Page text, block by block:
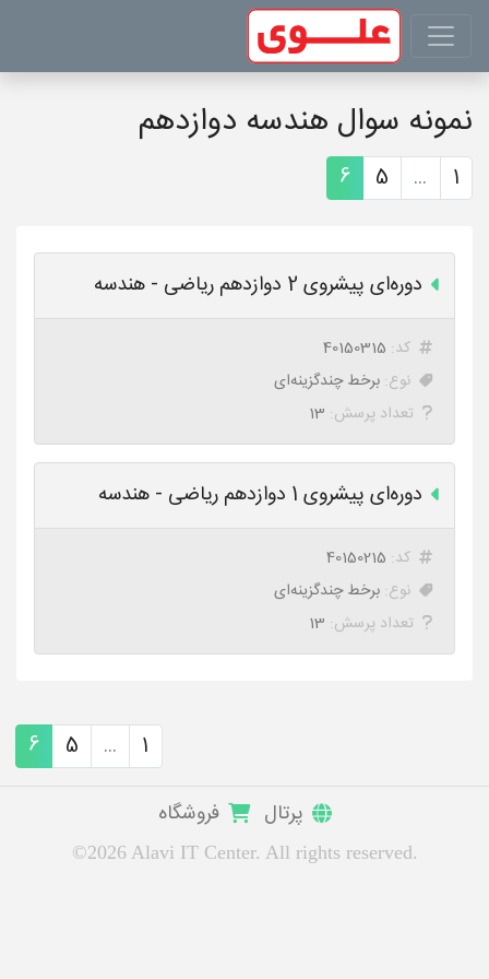
نمونه سوال هندسه دوازدهم
1
...
5
6
دوره‌ای پیشروی 2 دوازدهم ریاضی - هندسه
کد: 40150315
نوع: برخط چندگزینه‌ای
تعداد پرسش: 13
دوره‌ای پیشروی 1 دوازدهم ریاضی - هندسه
کد: 40150215
نوع: برخط چندگزینه‌ای
تعداد پرسش: 13
1
...
5
6
پرتال فروشگاه
©2026 Alavi IT Center. All rights reserved.